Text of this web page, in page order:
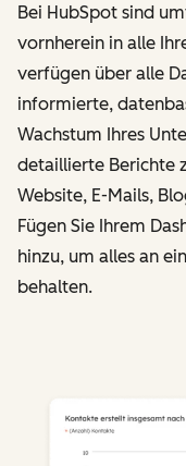
Bei HubSpot sind
vornherein in alle
verfügen über alle
informierte,
Wachstum Ihres
detaillierte Berichte
Website, E-Mails,
Fügen Sie Ihrem
hinzu, um alles an
behalten.